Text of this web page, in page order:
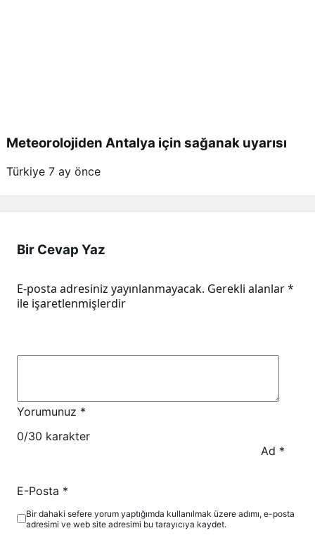
Meteorolojiden Antalya için sağanak uyarısı
Türkiye 7 ay önce
Bir Cevap Yaz
E-posta adresiniz yayınlanmayacak. Gerekli alanlar*
ile işaretlenmişlerdir
Yorumunuz *
0/30 karakter
Ad *
E-Posta *
Bir dahaki sefere yorum yaptığımda kullanılmak üzere adımı, e-posta
adresimi ve web site adresimi bu tarayıcıya kaydet.